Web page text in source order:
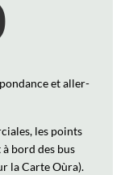
et aller-
les points
bord des bus
la Carte Oùra).